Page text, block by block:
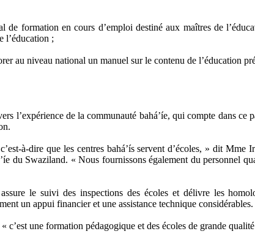
formation en cours d’emploi destiné aux maîtres de
l’éducation ;
au niveau national un manuel sur le contenu de l’éducation
l’expérience de la communauté bahá’íe, qui compte dans ce
à-dire que les centres bahá’ís servent d’écoles, » dit
du Swaziland. « Nous fournissons également du personnel
le suivi des inspections des écoles et délivre les
un appui financier et une assistance technique considérables.
une formation pédagogique et des écoles de grande